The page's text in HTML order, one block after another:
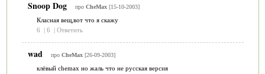
Snoop Dog про CheMax [15-10-2003]
Класная вещ,вот что я скажу
6
| 6 | Ответить
wad про CheMax [26-09-2003]
клёвый chemax но жаль что не русская версия